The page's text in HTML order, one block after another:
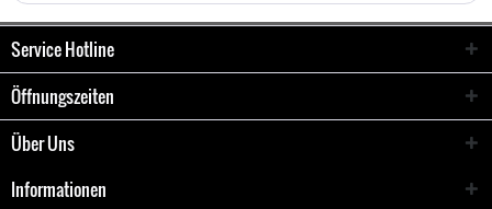
Service Hotline
Öffnungszeiten
Über Uns
Informationen